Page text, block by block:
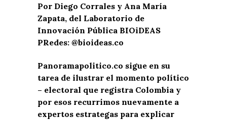
Por Diego Corrales y Ana María
Zapata, del Laboratorio de
Innovación Pública BIOiDEAS
PRedes: @bioideas.co
Panoramapolitico.co sigue en su
tarea de ilustrar el momento político
– electoral que registra Colombia y
por esos recurrimos nuevamente a
expertos estrategas para explicar